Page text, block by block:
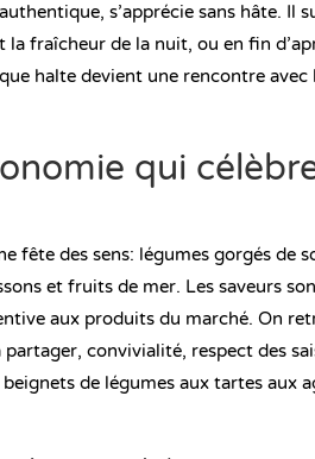
s’apprécie sans hâte. Il
la fraîcheur de la nuit, ou en fin
halte devient une rencontre avec
qui
fête des sens: légumes gorgés de
et fruits de mer. Les saveurs
aux produits du marché. On
convivialité, respect des
de légumes aux tartes aux